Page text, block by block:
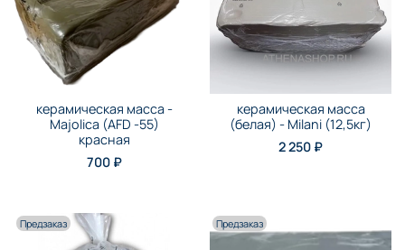
керамическая масса -
Majolica (AFD -55)
красная
700 ₽
керамическая масса
(белая) - Milani (12,5кг)
2 250 ₽
Предзаказ Предзаказ